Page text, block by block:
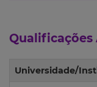
Qualificações
Universidade/